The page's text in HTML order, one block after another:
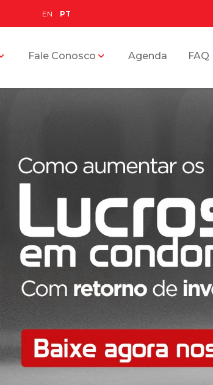
EN PT
Fale Conosco Agenda FAQ